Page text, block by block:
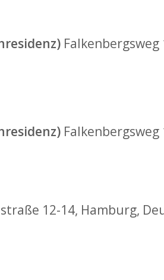
12-14, Hamburg,